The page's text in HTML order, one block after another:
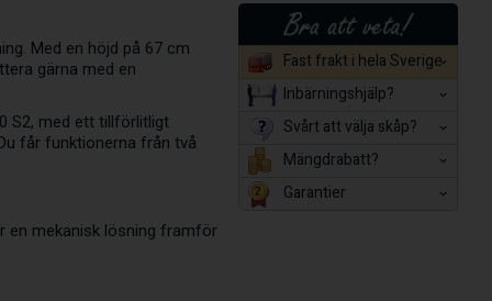
Fast frakt i hela Sverige
Inbärningshjälp?
Svårt att välja skåp?
Mängdrabatt?
Garantier
Med en höjd på 67 cm
gärna med en
S2, med ett tillförlitligt
får funktionerna från två
en mekanisk lösning framför